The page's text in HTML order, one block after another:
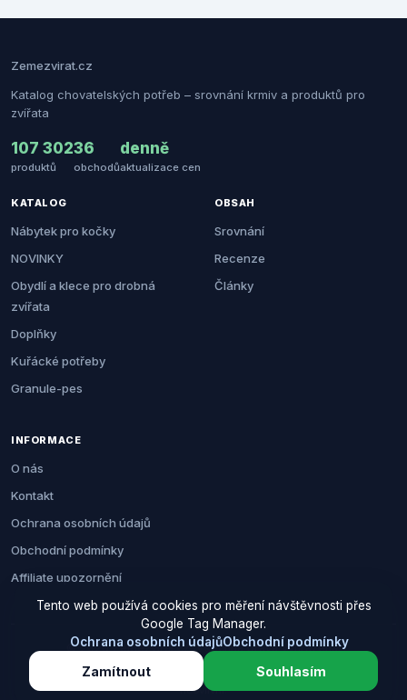
Zemezvirat.cz
Katalog chovatelských potřeb – srovnání krmiv a produktů pro
zvířata
107 302
produktů
36
obchodů
denně
aktualizace cen
KATALOG
Nábytek pro kočky
NOVINKY
Obydlí a klece pro drobná
zvířata
Doplňky
Kuřácké potřeby
Granule-pes
OBSAH
Srovnání
Recenze
Články
INFORMACE
O nás
Kontakt
Ochrana osobních údajů
Obchodní podmínky
Affiliate upozornění
© 2026 Zemezvirat.cz. Všechna práva vyhrazena.
Za nákup přes naše odkazy můžeme získat provizi. Cenu pro vás to
neovlivní.
Tento web používá cookies pro měření návštěvnosti přes
Google Tag Manager.
Ochrana osobních údajůObchodní podmínky
Zamítnout Souhlasím